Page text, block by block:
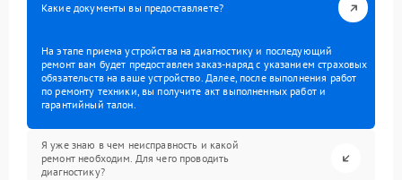
Какие документы вы предоставляете?
На этапе приема устройства на диагностику и последующий
ремонт вам будет предоставлен заказ-наряд с указанием страховых
обязательств на ваше устройство. Далее, после выполнения работ
по ремонту техники, вы получите акт выполненных работ и
гарантийный талон.
Я уже знаю в чем неисправность и какой
ремонт необходим. Для чего проводить
диагностику?